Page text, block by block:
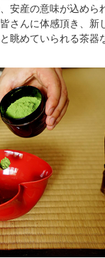
安産の意味が込めら
さんに体感頂き、新
眺めていられる茶器